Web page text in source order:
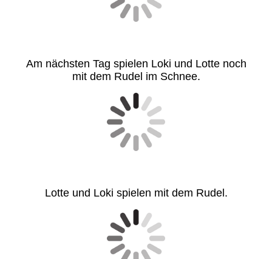
Am nächsten Tag spielen Loki und Lotte noch
mit dem Rudel im Schnee.
Lotte und Loki spielen mit dem Rudel.